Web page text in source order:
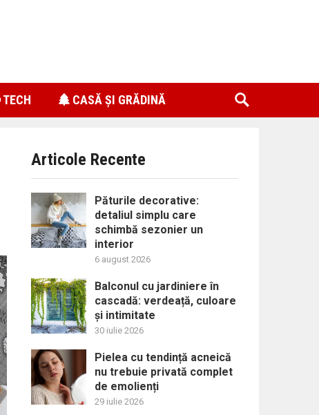
TECH CASĂ ȘI GRĂDINĂ
Articole Recente
Păturile decorative:
detaliul simplu care
schimbă sezonier un
interior
6 august 2026
Balconul cu jardiniere în
cascadă: verdeață, culoare
și intimitate
30 iulie 2026
Pielea cu tendință acneică
nu trebuie privată complet
de emolienți
29 iulie 2026